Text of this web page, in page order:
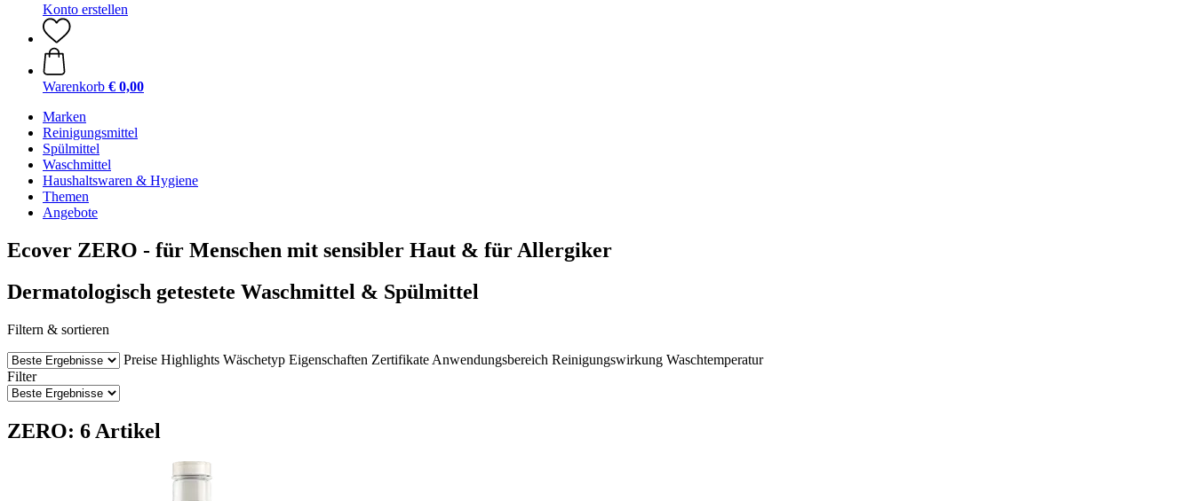
Konto erstellen
Warenkorb € 0,00
Marken
Reinigungsmittel
Spülmittel
Waschmittel
Haushaltswaren & Hygiene
Themen
Angebote
Ecover ZERO - für Menschen mit sensibler Haut & für Allergiker
Dermatologisch getestete Waschmittel & Spülmittel
Filtern & sortieren
Preise Highlights Wäschetyp Eigenschaften Zertifikate Anwendungsbereich Reinigungswirkung Waschtemperatur
Filter
ZERO: 6 Artikel